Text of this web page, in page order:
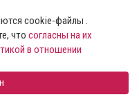
cookie-файлы .
что согласны на их
в отношении